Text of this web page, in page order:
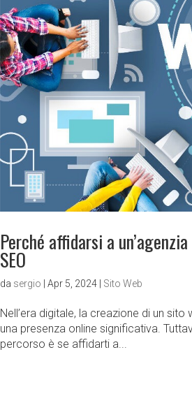
Perché affidarsi a
SEO
da sergio |Apr 5, 2024 | Sito Web
Nell’era digitale, la creazione di un
una presenza online significativa.
percorso è se affidarti a...